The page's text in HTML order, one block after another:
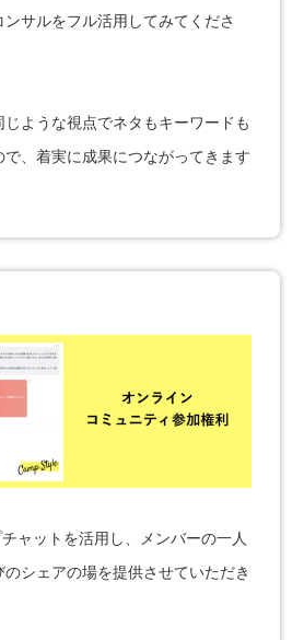
サルをフル活用してみてくださ
じような視点でネタもキーワードも
、着実に成果につながってきます
ャットを活用し、メンバーの一人
シェアの場を提供させていただき